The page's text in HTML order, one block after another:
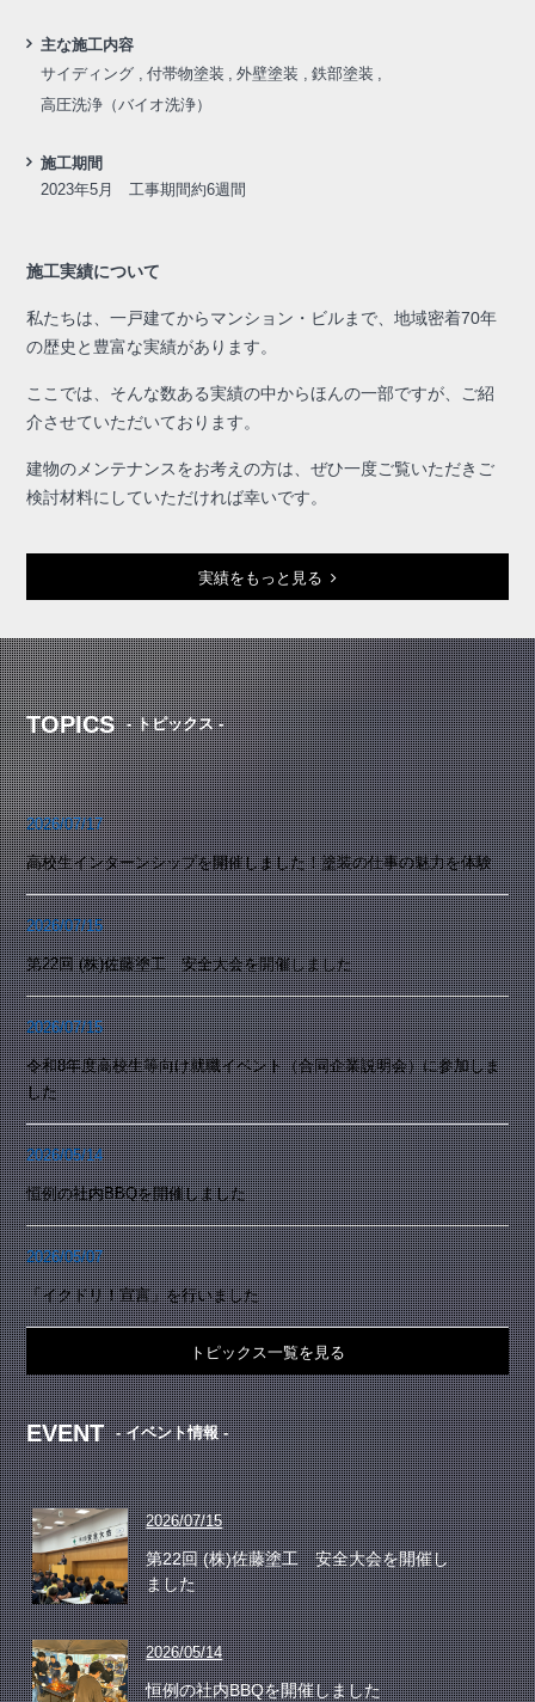
主な施工内容
サイディング
付帯物塗装 外壁塗装
鉄部塗装
高圧洗浄（バイオ洗浄）
施工期間
2023年5月 工事期間約6週間
施工実績について
私たちは、一戸建てからマンション・ビルまで、地域密着70年
の歴史と豊富な実績があります。
ここでは、そんな数ある実績の中からほんの一部ですが、ご紹
介させていただいております。
建物のメンテナンスをお考えの方は、ぜひ一度ご覧いただきご
検討材料にしていただければ幸いです。
実績をもっと見る
TOPICS - トピックス -
2026/07/17
高校生インターンシップを開催しました！塗装の仕事の魅力を体験
2026/07/15
第22回 (株)佐藤塗工 安全大会を開催しました
2026/07/15
令和8年度高校生等向け就職イベント（合同企業説明会）に参加しま
した
2026/05/14
恒例の社内BBQを開催しました
2026/05/07
「イクドリ！宣言」を行いました
トピックス一覧を見る
EVENT - イベント情報 -
2026/07/15
第22回 (株)佐藤塗工 安全大会を開催し
ました
2026/05/14
恒例の社内BBQを開催しました